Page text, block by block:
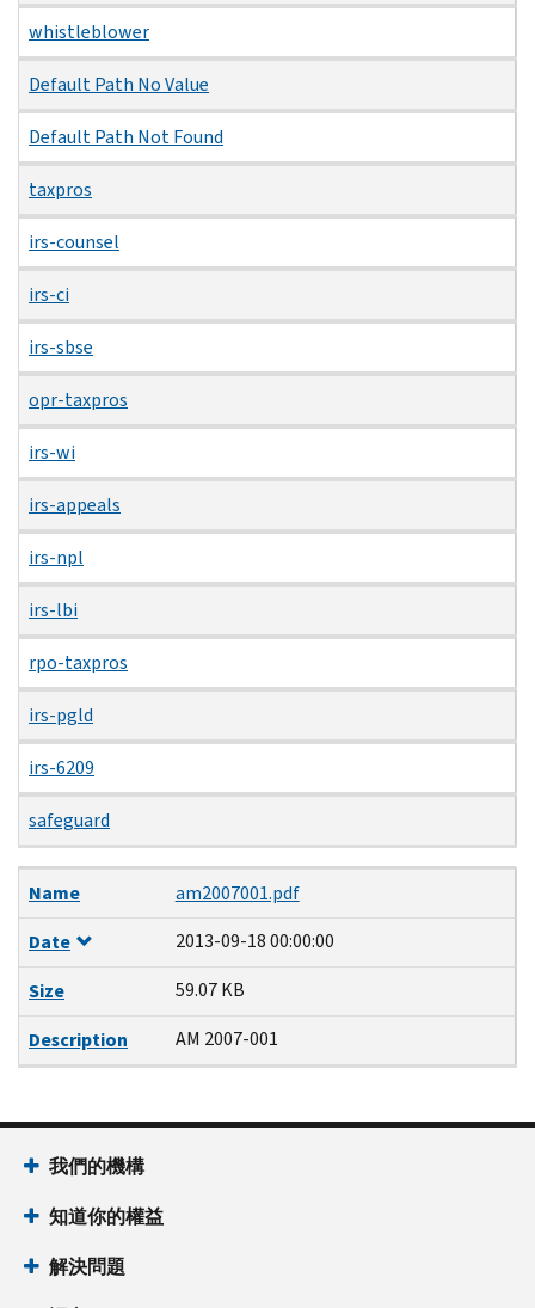
whistleblower
Default Path No Value
Default Path Not Found
taxpros
irs-counsel
irs-ci
irs-sbse
opr-taxpros
irs-wi
irs-appeals
irs-npl
irs-lbi
rpo-taxpros
irs-pgld
irs-6209
safeguard
Name
Date
Size
Description
Name
am2007001.pdf
Date
2013-09-18 00:00:00
Size
59.07 KB
Description
AM 2007-001
我們的機構
知道你的權益
解決問題